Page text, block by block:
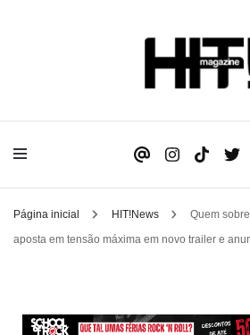
Página inicial HIT!News
Quem
aposta em tensão máxima em novo trailer e